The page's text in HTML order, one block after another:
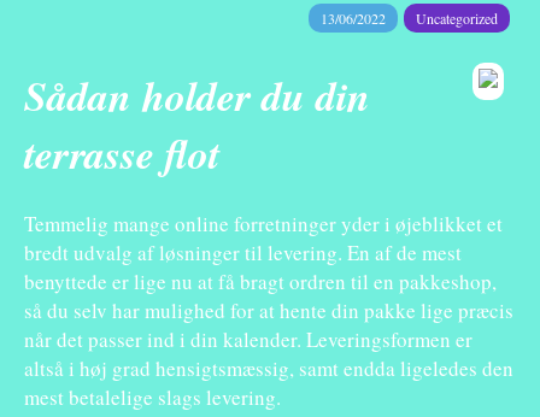
13/06/2022 Uncategorized
Sådan holder du din
terrasse flot
Temmelig mange online forretninger yder i øjeblikket et
bredt udvalg af løsninger til levering. En af de mest
benyttede er lige nu at få bragt ordren til en pakkeshop,
så du selv har mulighed for at hente din pakke lige præcis
når det passer ind i din kalender. Leveringsformen er
altså i høj grad hensigtsmæssig, samt endda ligeledes den
mest betalelige slags levering.